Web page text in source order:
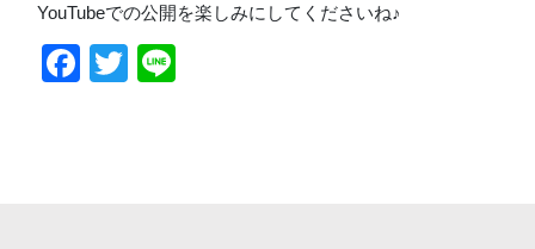
YouTubeでの公開を楽しみにしてくださいね♪
Facebook
Twitter